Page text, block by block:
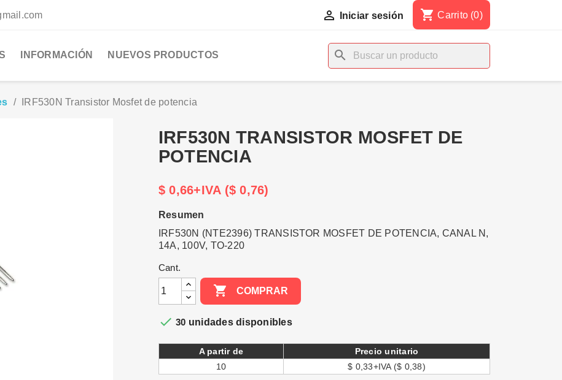
 Iniciar sesión shopping_cart Carrito (0)
INFORMACIÓN NUEVOS PRODUCTOS search
IRF530N Transistor Mosfet de potencia
IRF530N TRANSISTOR MOSFET DE
POTENCIA
$ 0,66+IVA ($ 0,76)
Resumen
IRF530N (NTE2396) TRANSISTOR MOSFET DE POTENCIA, CANAL N,
14A, 100V, TO-220
Cant.
 COMPRAR
 30 unidades disponibles
A partir de
Precio unitario
10
$ 0,33+IVA ($ 0,38)